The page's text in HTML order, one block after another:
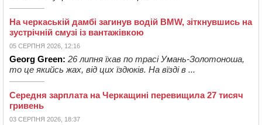
На черкаській дамбі загинув водій BMW, зіткнувшись на
зустрічній смузі із вантажівкою
05 СЕРПНЯ 2026, 12:16
Georg Green: 26 липня їхав по трасі Умань-Золотоноша,
то це якийсь жах, від цих їздюків. На вїзді в ...
Середня зарплата на Черкащині перевищила 27 тисяч
гривень
03 СЕРПНЯ 2026, 18:37